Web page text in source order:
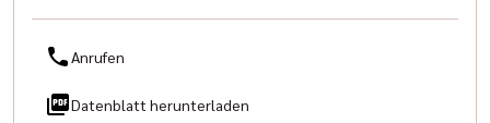
Anrufen
Datenblatt herunterladen